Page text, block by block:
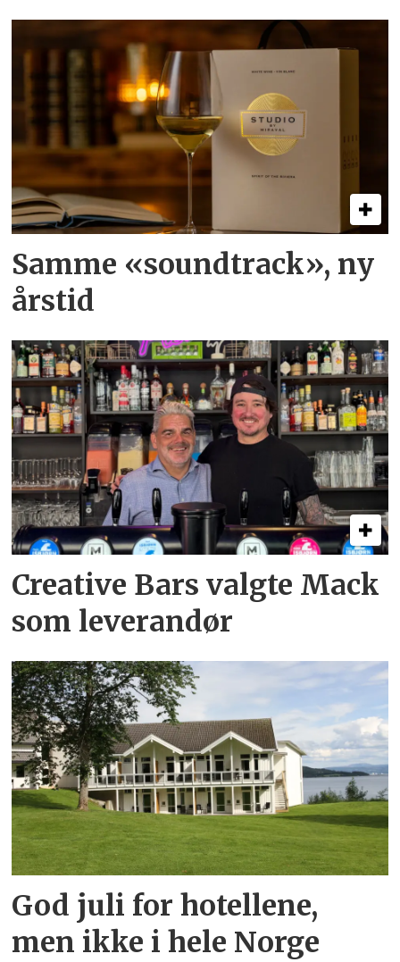
Samme «soundtrack», ny
årstid
Creative Bars valgte Mack
som leverandør
God juli for hotellene,
men ikke i hele Norge